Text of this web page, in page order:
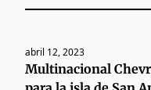
abril 12, 2023
Multinacional